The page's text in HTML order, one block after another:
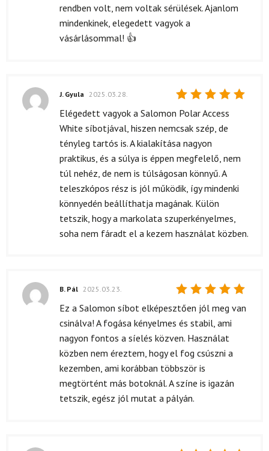
rendben volt, nem voltak sérülések. Ajanlom
mindenkinek, elegedett vagyok a
vásárlásommal! 👍
Értékelés:
J. Gyula 2025.03.28.
Elégedett vagyok a Salomon Polar Access
White síbotjával, hiszen nemcsak szép, de
tényleg tartós is. A kialakítása nagyon
praktikus, és a súlya is éppen megfelelő, nem
túl nehéz, de nem is túlságosan könnyű. A
teleszkópos rész is jól működik, így mindenki
könnyedén beállíthatja magának. Külön
tetszik, hogy a markolata szuperkényelmes,
soha nem fáradt el a kezem használat közben.
Értékelés:
/ 5
B. Pál 2025.03.23.
Ez a Salomon síbot elképesztően jól meg van
csinálva! A fogása kényelmes és stabil, ami
nagyon fontos a síelés közven. Használat
közben nem éreztem, hogy el fog csúszni a
kezemben, ami korábban többször is
megtörtént más botoknál. A színe is igazán
tetszik, egész jól mutat a pályán.